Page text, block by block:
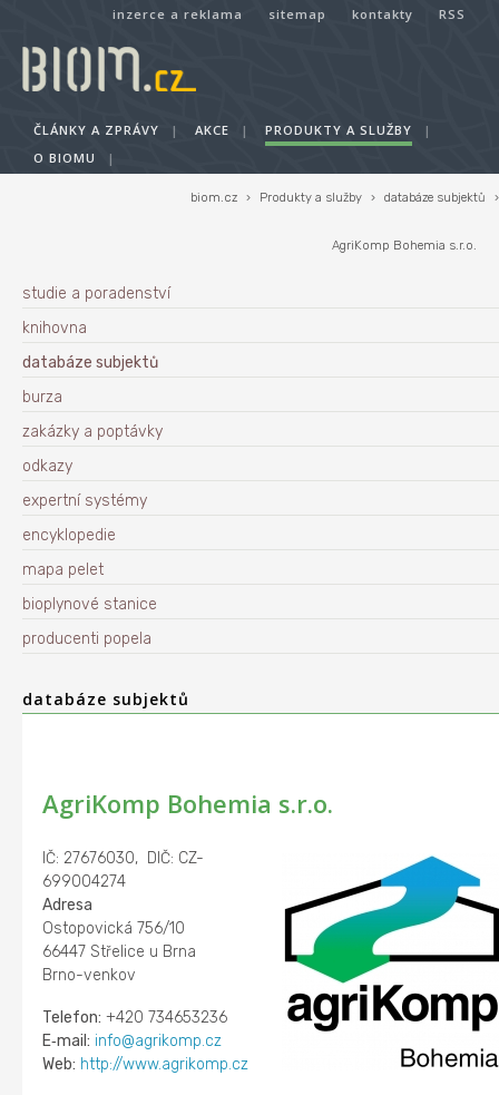
inzerce a reklama sitemap kontakty RSS
ČLÁNKY A ZPRÁVY | AKCE | PRODUKTY A SLUŽBY
|
O BIOMU
|
biom.cz › Produkty a služby › databáze subjektů ›
AgriKomp Bohemia s.r.o.
studie a poradenství
knihovna
databáze subjektů
burza
zakázky a poptávky
odkazy
expertní systémy
encyklopedie
mapa pelet
bioplynové stanice
producenti popela
databáze subjektů
AgriKomp Bohemia s.r.o.
IČ: 27676030, DIČ: CZ-
699004274
Adresa
Ostopovická 756/10
66447 Střelice u Brna
Brno-venkov
Telefon: +420 734653236
E‑mail: info@agrikomp.cz
Web: http://www.agrikomp.cz